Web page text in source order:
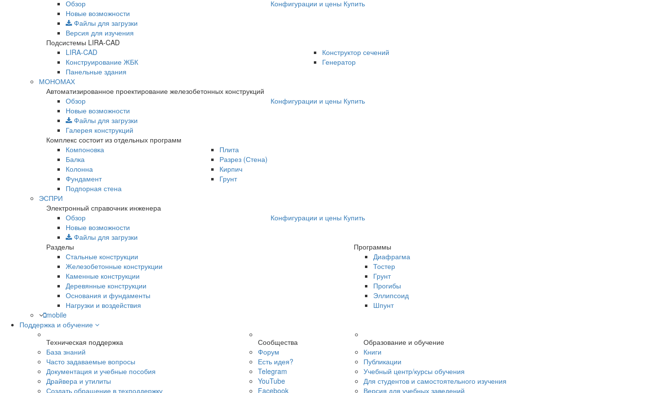
Обзор
Новые возможности
Файлы для загрузки
Версия для изучения
Конфигурации и цены Купить
Подсистемы LIRA-CAD
LIRA-CAD
Конструирование ЖБК
Панельные здания
Конструктор сечений
Генератор
МОНОМАХ
Автоматизированное проектирование железобетонных конструкций
Обзор
Новые возможности
Файлы для загрузки
Галерея конструкций
Конфигурации и цены Купить
Комплекс состоит из отдельных программ
Компоновка
Балка
Колонна
Фундамент
Подпорная стена
Плита
Разрез (Стена)
Кирпич
Грунт
ЭСПРИ
Электронный справочник инженера
Обзор
Новые возможности
Файлы для загрузки
Конфигурации и цены Купить
Разделы
Программы
Стальные конструкции
Железобетонные конструкции
Каменные конструкции
Деревянные конструкции
Основания и фундаменты
Нагрузки и воздействия
Диафрагма
Тостер
Грунт
Прогибы
Эллипсоид
Шпунт
mobile
Поддержка и обучение
Техническая поддержка
База знаний
Часто задаваемые вопросы
Документация и учебные пособия
Драйвера и утилиты
Создать обращение в техподдержку
Сообщества
Форум
Есть идея?
Telegram
YouTube
Facebook
Образование и обучение
Книги
Публикации
Учебный центр/курсы обучения
Для студентов и самостоятельного изучения
Версия для учебных заведений